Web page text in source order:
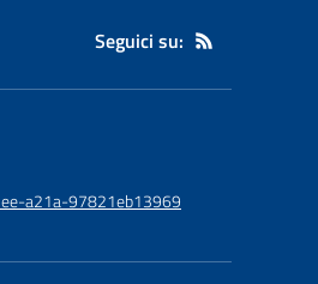
Seguici su:
a21a-97821eb13969